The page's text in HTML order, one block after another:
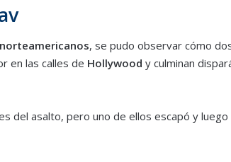
, se pudo observar cómo
en las calles de Hollywood y culminan
del asalto, pero uno de ellos escapó y